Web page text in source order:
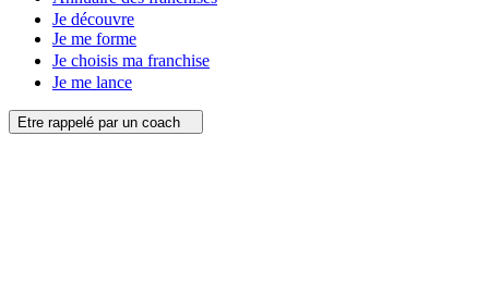
Je découvre
Je me forme
Je choisis ma franchise
Je me lance
Etre rappelé par un coach